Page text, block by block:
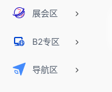
展会区
B2专区
导航区